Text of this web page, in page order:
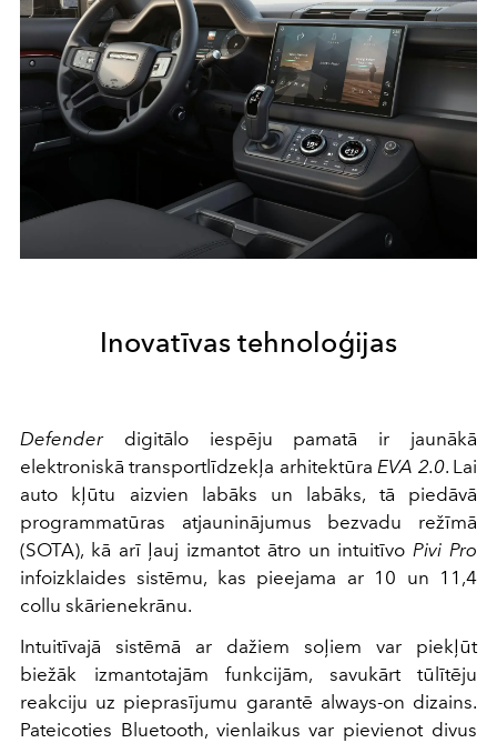
Inovatīvas tehnoloģijas
Defenderdigitālo iespēju pamatā ir jaunākā
elektroniskā transportlīdzekļa arhitektūraEVA 2.0. Lai
auto kļūtu aizvien labāks un labāks, tā piedāvā
programmatūras atjauninājumus bezvadu režīmā
(SOTA), kā arī ļauj izmantot ātro un intuitīvoPivi Pro
infoizklaides sistēmu, kas pieejama ar 10 un 11,4
collu skārienekrānu.
Intuitīvajā sistēmā ar dažiem soļiem var piekļūt
biežāk izmantotajām funkcijām, savukārt tūlītēju
reakciju uz pieprasījumu garantē always-on dizains.
Pateicoties Bluetooth, vienlaikus var pievienot divus